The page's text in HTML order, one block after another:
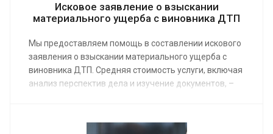
Исковое заявление о взыскании
материального ущерба с виновника ДТП
Мы предоставляем помощь в составлении искового
заявления о взыскании материального ущерба с
виновника ДТП. Средняя стоимость услуги, включая
анализ перспектив дела и изучение документов, –
услуги у профессионалов – гарантия успешного